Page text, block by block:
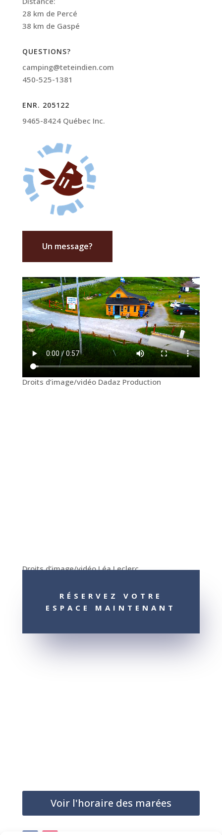
28 km de Percé
38 km de Gaspé
QUESTIONS?
camping@teteindien.com
450-525-1381
ENR. 205122
9465-8424 Québec Inc.
Un message?
Droits d’image/vidéo Dadaz Production
Droits d’image/vidéo Léa Leclerc
RÉSERVEZ VOTRE
ESPACE MAINTENANT
Voir l'horaire des marées